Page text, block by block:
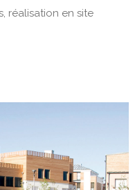
réalisation en site